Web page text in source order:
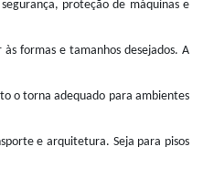
proteção de máquinas e
formas e tamanhos desejados. A
o torna adequado para ambientes
e arquitetura. Seja para pisos